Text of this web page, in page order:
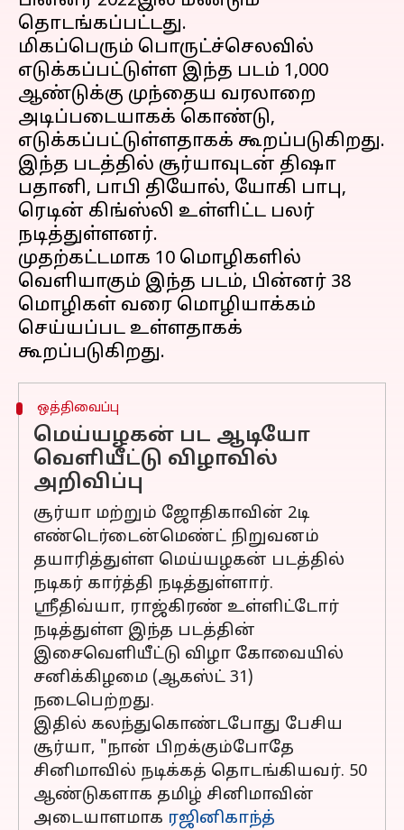
தொடங்கப்பட்டது.
மிகப்பெரும் பொருட்ச்செலவில்
எடுக்கப்பட்டுள்ள இந்த படம் 1,000
ஆண்டுக்கு முந்தைய வரலாறை
அடிப்படையாகக் கொண்டு,
எடுக்கப்பட்டுள்ளதாகக் கூறப்படுகிறது.
இந்த படத்தில் சூர்யாவுடன் திஷா
பதானி, பாபி தியோல், யோகி பாபு,
ரெடின் கிங்ஸ்லி உள்ளிட்ட பலர்
நடித்துள்ளனர்.
முதற்கட்டமாக 10 மொழிகளில்
வெளியாகும் இந்த படம், பின்னர் 38
மொழிகள் வரை மொழியாக்கம்
செய்யப்பட உள்ளதாகக்
ஒத்திவைப்பு
மெய்யழகன் பட ஆடியோ
வெளியீட்டு விழாவில்
அறிவிப்பு
சூர்யா மற்றும் ஜோதிகாவின் 2டி
எண்டெர்டைன்மெண்ட் நிறுவனம்
தயாரித்துள்ள மெய்யழகன் படத்தில்
நடிகர் கார்த்தி நடித்துள்ளார்.
ஸ்ரீதிவ்யா, ராஜ்கிரண் உள்ளிட்டோர்
நடித்துள்ள இந்த படத்தின்
இசைவெளியீட்டு விழா கோவையில்
சனிக்கிழமை (ஆகஸ்ட் 31)
நடைபெற்றது.
இதில் கலந்துகொண்டபோது பேசிய
சூர்யா, "நான் பிறக்கும்போதே
சினிமாவில் நடிக்கத் தொடங்கியவர். 50
ஆண்டுகளாக தமிழ் சினிமாவின்
அடையாளமாக ரஜினிகாந்த்